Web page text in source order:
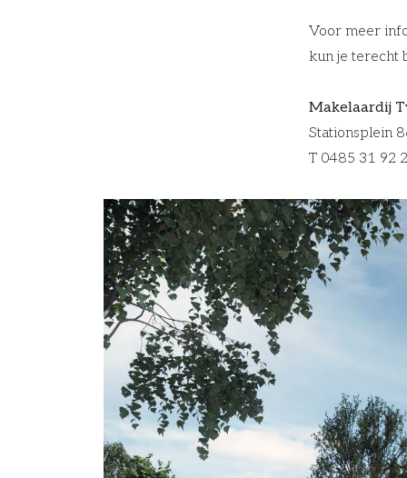
Voor meer
kun je terecht
Makelaardij
Stationsplein
T 0485 31 92